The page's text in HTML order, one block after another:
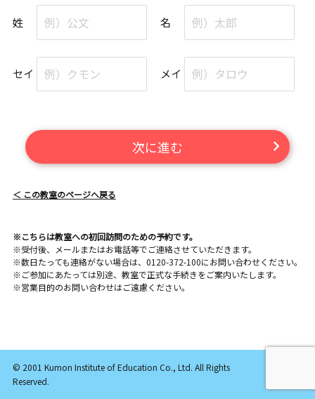
姓 名
セイ メイ
次に進む
＜ この教室のページへ戻る
※こちらは教室への初回訪問のための予約です。
※受付後、メールまたはお電話等でご連絡させていただきます。
※数日たっても連絡がない場合は、0120-372-100にお問い合わせください。
※ご参加にあたっては別途、教室で正式な手続きをご案内いたします。
※営業目的のお問い合わせはご遠慮ください。
© 2001 Kumon Institute of Education Co., Ltd. All Rights
Reserved.